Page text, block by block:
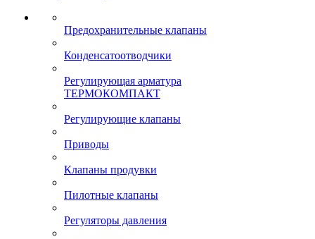
Предохранительные клапаны
Конденсатоотводчики
Регулирующая арматура
ТЕРМОКОМПАКТ
Регулирующие клапаны
Приводы
Клапаны продувки
Пилотные клапаны
Регуляторы давления